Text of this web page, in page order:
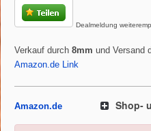
Dealmeldung
Verkauf durch 8mm und Versand
Amazon.de Link
Amazon.de Shop-